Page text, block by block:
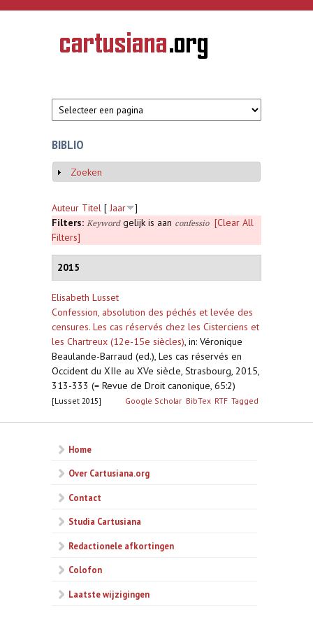
Overslaan en naar de inhoud gaan
CARTUSIANA
Geschiedenis
van de
BIBLIO
Weergeven
Zoeken
Auteur Titel [ Jaar
]
Filters: Keywordgelijk is aan confessio
[Clear All
Filters]
2015
Elisabeth Lusset
Confession, absolution des péchés et levée des
censures. Les cas réservés chez les Cisterciens et
les Chartreux (12e-15e siècles), in: Véronique
Beaulande-Barraud (ed.), Les cas réservés en
Occident du XIIe au XVe siècle, Strasbourg, 2015,
313-333 (= Revue de Droit canonique, 65:2)
[Lusset 2015] Google Scholar BibTex RTF Tagged
Home
Over Cartusiana.org
Contact
Studia Cartusiana
Redactionele afkortingen
Colofon
Laatste wijzigingen